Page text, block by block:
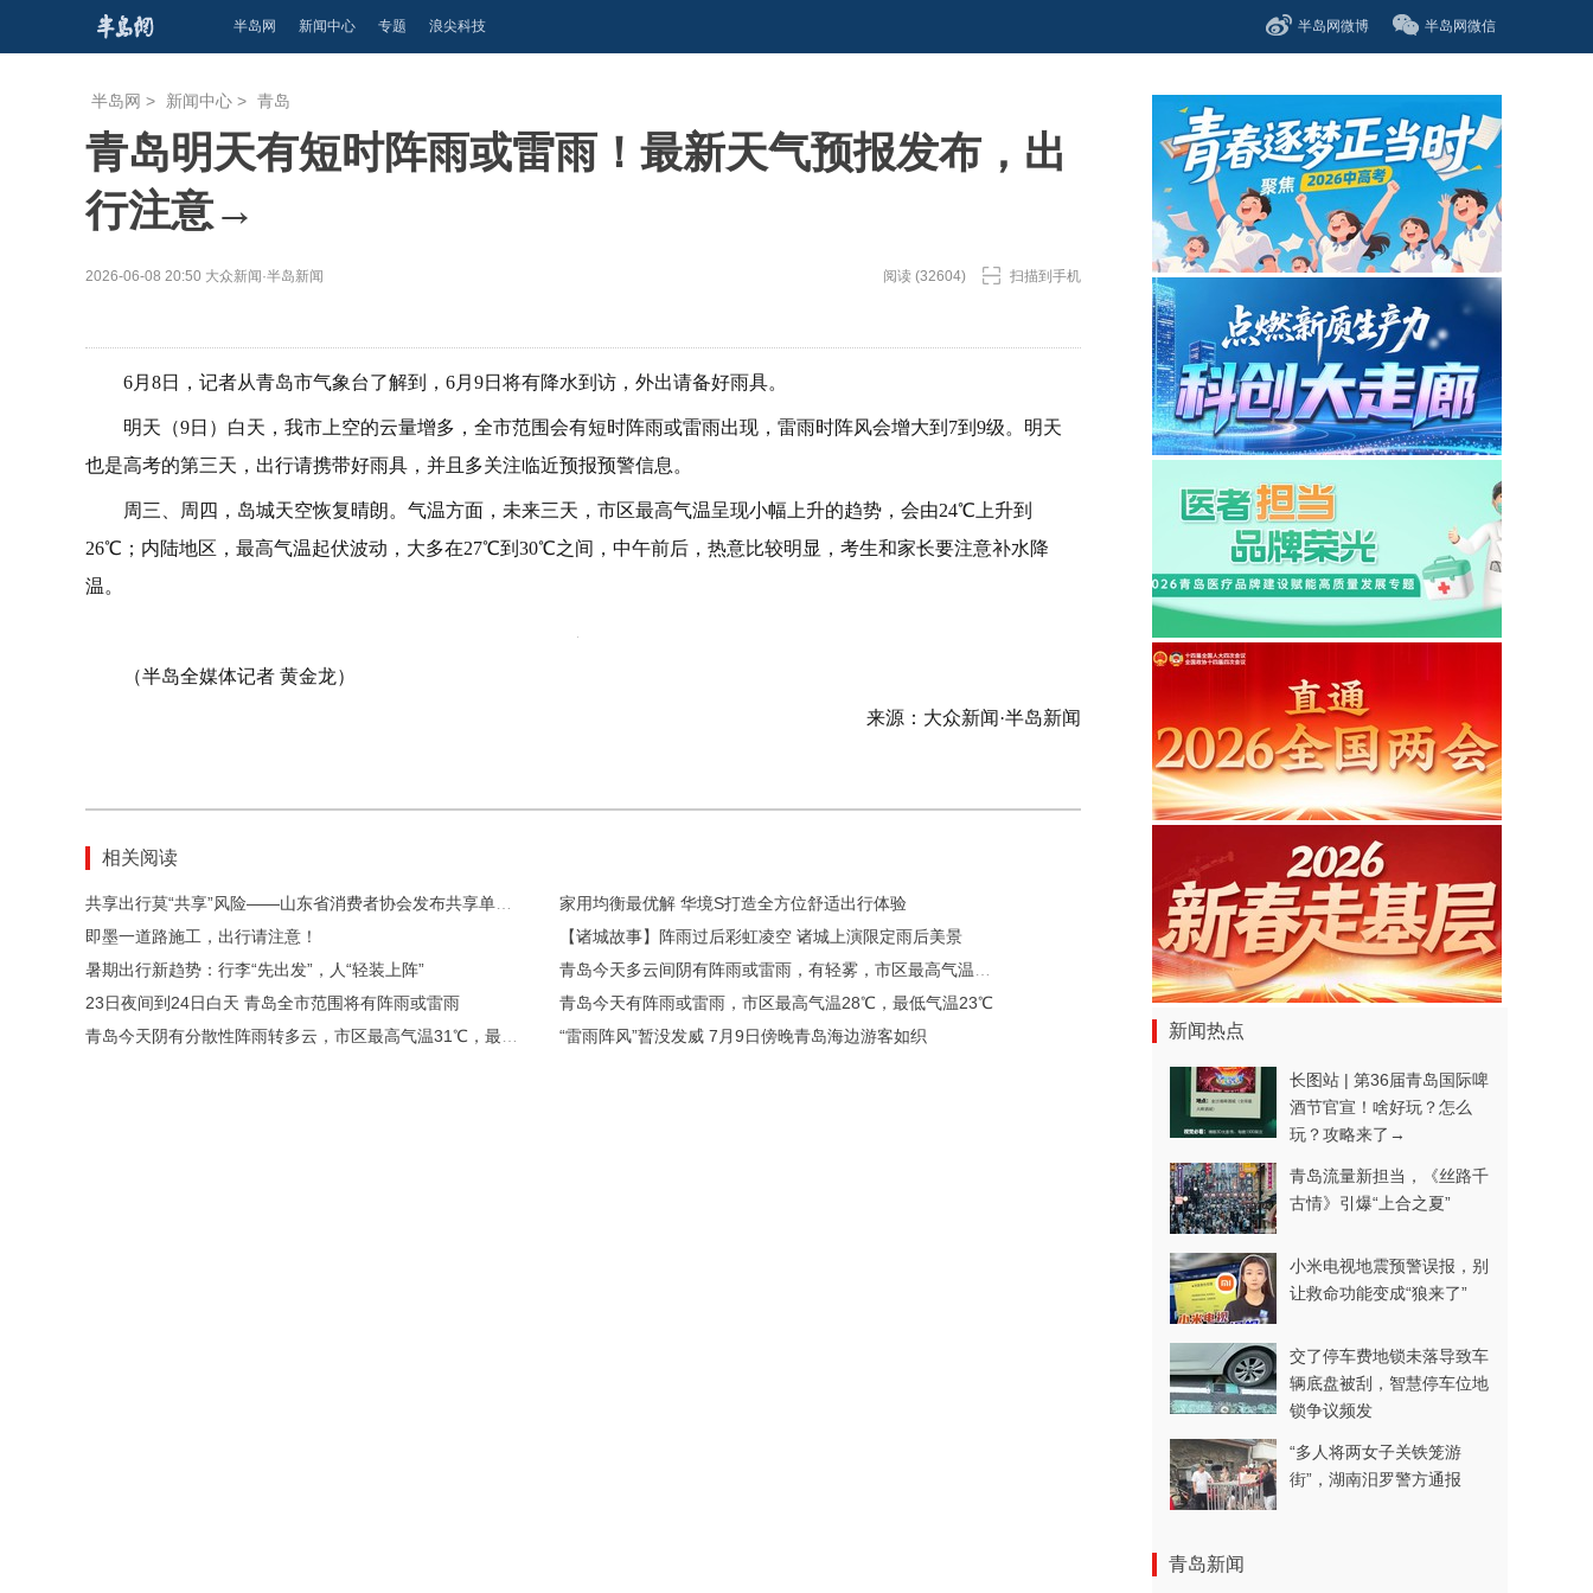
半岛网 新闻中心 专题 浪尖科技 半岛网微博 半岛网微信
半岛网 > 新闻中心 > 青岛
青岛明天有短时阵雨或雷雨！最新天气预报发布，出
行注意→
2026-06-08 20:50 大众新闻·半岛新闻 阅读 (32604) 扫描到手机
6月8日，记者从青岛市气象台了解到，6月9日将有降水到访，外出请备好雨具。
明天（9日）白天，我市上空的云量增多，全市范围会有短时阵雨或雷雨出现，雷雨时阵风会增大到7到9级。明天
也是高考的第三天，出行请携带好雨具，并且多关注临近预报预警信息。
周三、周四，岛城天空恢复晴朗。气温方面，未来三天，市区最高气温呈现小幅上升的趋势，会由24℃上升到
26℃；内陆地区，最高气温起伏波动，大多在27℃到30℃之间，中午前后，热意比较明显，考生和家长要注意补水降
温。
（半岛全媒体记者 黄金龙）
来源：大众新闻·半岛新闻
相关阅读
家用均衡最优解 华境S打造全方位舒适出行体验
即墨一道路施工，出行请注意！
【诸城故事】阵雨过后彩虹凌空 诸城上演限定雨后美景
暑期出行新趋势：行李“先出发”，人“轻装上阵”
23日夜间到24日白天 青岛全市范围将有阵雨或雷雨
青岛今天有阵雨或雷雨，市区最高气温28℃，最低气温23℃
“雷雨阵风”暂没发威 7月9日傍晚青岛海边游客如织 新闻热点
长图站 | 第36届青岛国际啤
酒节官宣！啥好玩？怎么
玩？攻略来了→
青岛流量新担当，《丝路千
古情》引爆“上合之夏”
小米电视地震预警误报，别
让救命功能变成“狼来了”
交了停车费地锁未落导致车
辆底盘被刮，智慧停车位地
锁争议频发
“多人将两女子关铁笼游
街”，湖南汨罗警方通报
青岛新闻